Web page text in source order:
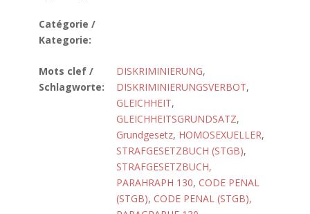
Catégorie /
Kategorie:
Mots clef /
Schlagworte:
DISKRIMINIERUNG,
DISKRIMINIERUNGSVERBOT,
GLEICHHEIT,
GLEICHHEITSGRUNDSATZ,
Grundgesetz, HOMOSEXUELLER,
STRAFGESETZBUCH (STGB),
STRAFGESETZBUCH,
PARAHRAPH 130, CODE PENAL
(STGB), CODE PENAL (STGB),